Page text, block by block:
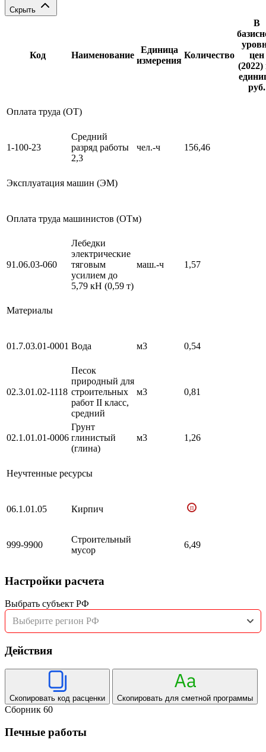
Скрыть
Код Наименование
Единица
измерения
Количество
В
цен
(2022)
руб.
Оплата труда (ОТ)
1-100-23
Средний
разряд работы
2,3
чел.-ч 156,46
Эксплуатация машин (ЭМ)
Оплата труда машинистов (ОТм)
91.06.03-060
Лебедки
электрические
тяговым
усилием до
5,79 кН (0,59 т)
маш.-ч 1,57
Материалы
01.7.03.01-0001 Вода м3 0,54
02.3.01.02-1118
Песок
природный для
строительных
работ II класс,
средний
м3 0,81
02.1.01.01-0006
Грунт
глинистый
(глина)
м3 1,26
Неучтенные ресурсы
06.1.01.05 Кирпич п
999-9900
Строительный
мусор
6,49
Настройки расчета
Выбрать субъект РФ
Выберите регион РФ
Действия
Скопировать код расценки Скопировать для сметной программы
Сборник 60
Печные работы